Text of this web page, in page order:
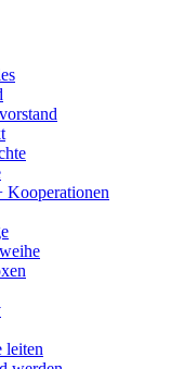
Kooperationen
leiten